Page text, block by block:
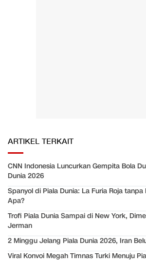
ARTIKEL TERKAIT
CNN Indonesia Luncurkan Gempita Bola
Dunia 2026
Spanyol di Piala Dunia: La Furia Roja tanpa
Apa?
Trofi Piala Dunia Sampai di New York,
Jerman
2 Minggu Jelang Piala Dunia 2026, Iran
Viral Konvoi Megah Timnas Turki Menuju